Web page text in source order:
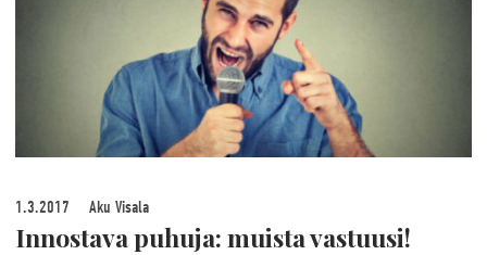
1.3.2017 Aku Visala
Innostava puhuja: muista vastuusi!